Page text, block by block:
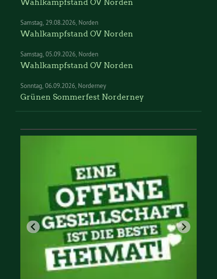
Wahlkampfstand OV Norden
Samstag 29.08.2026 Norden
Wahlkampfstand OV Norden
Samstag 05.09.2026 Norden
Wahlkampfstand OV Norden
Sonntag 06.09.2026 Norderney
Grünen Sommerfest Norderney